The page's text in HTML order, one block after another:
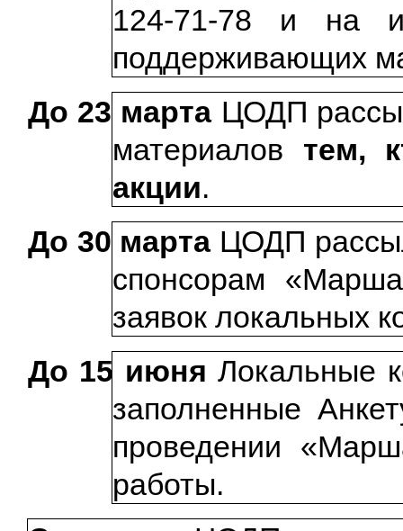
124-71-78 и на
поддерживающих
До 23 мартаЦОДП
материалов тем,
акции.
До 30 марта ЦОДП
спонсорам
заявок локальных
До 15 июня Локальные
заполненные
проведении
работы.